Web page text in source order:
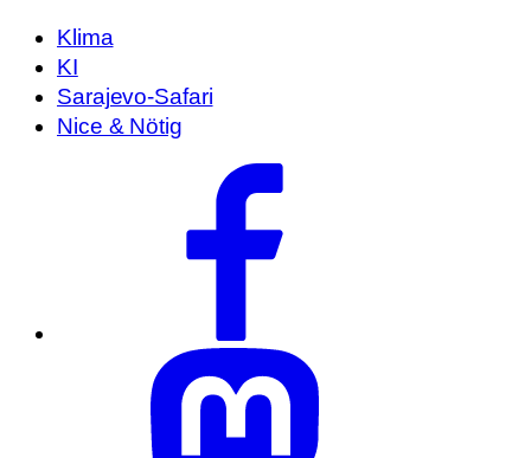
Klima
KI
Sarajevo-Safari
Nice & Nötig